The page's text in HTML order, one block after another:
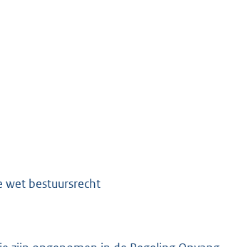
wet bestuursrecht